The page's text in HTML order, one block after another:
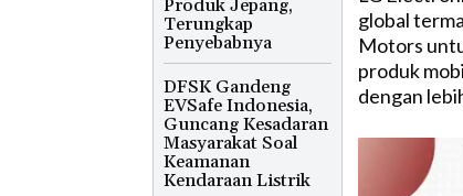
Produk Jepang,
Terungkap
Penyebabnya
DFSK Gandeng
EVSafe Indonesia,
Guncang Kesadaran
Masyarakat Soal
Keamanan
Kendaraan Listrik
global
Motors
produk
dengan